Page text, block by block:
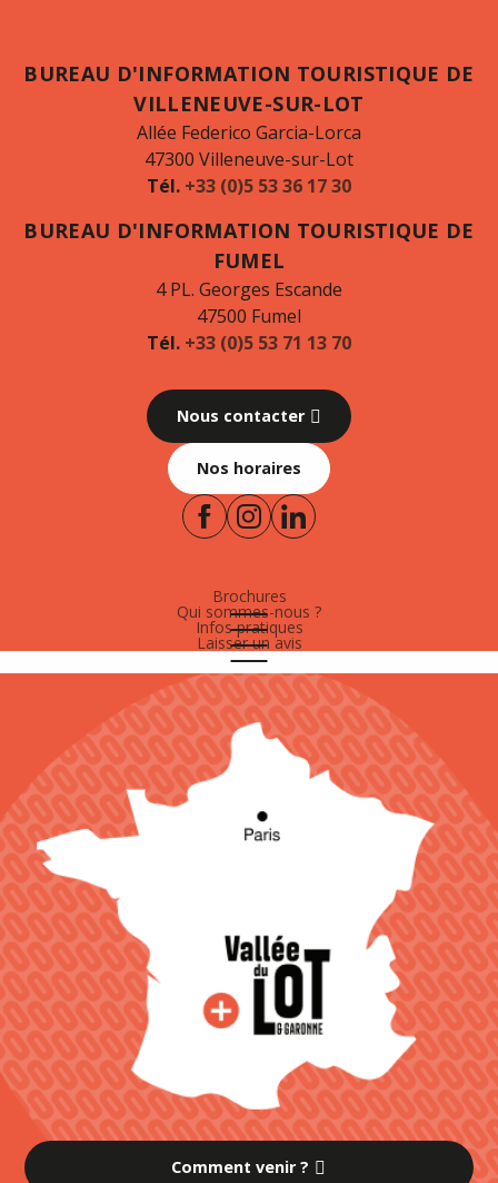
BUREAU D'INFORMATION TOURISTIQUE DE
VILLENEUVE-SUR-LOT
Allée Federico Garcia-Lorca
47300 Villeneuve-sur-Lot
Tél. +33 (0)5 53 36 17 30
BUREAU D'INFORMATION TOURISTIQUE DE
FUMEL
4 PL. Georges Escande
47500 Fumel
Tél. +33 (0)5 53 71 13 70
Nous contacter
Nos horaires
Brochures
Qui sommes-nous ?
Infos pratiques
Laisser un avis
Comment venir ?